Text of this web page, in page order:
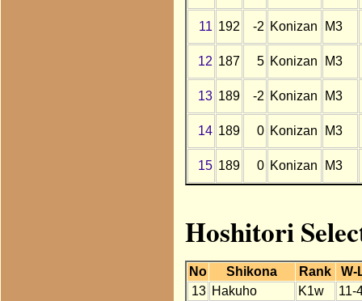
11 192 -2 Konizan M3
12 187 5 Konizan M3
13 189 -2 Konizan M3
14 189 0 Konizan M3
15 189 0 Konizan M3
Hoshitori
No Shikona Rank
W-
13 Hakuho K1w
11-